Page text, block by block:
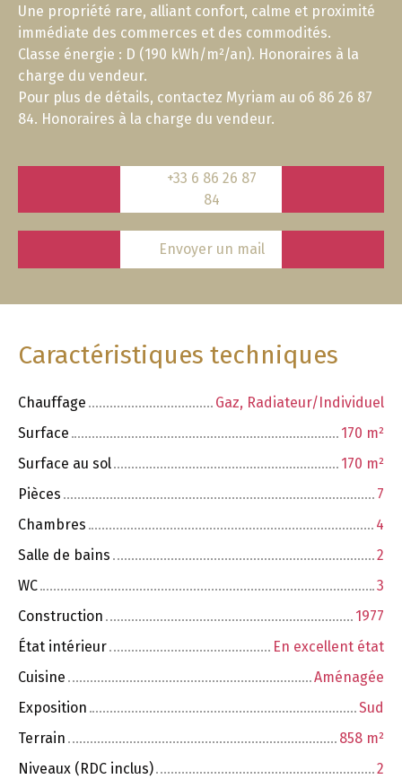
Une propriété rare, alliant confort, calme et proximité
immédiate des commerces et des commodités.
Classe énergie : D (190 kWh/m²/an). Honoraires à la
charge du vendeur.
Pour plus de détails, contactez Myriam au o6 86 26 87
84. Honoraires à la charge du vendeur.
+33 6 86 26 87
84
Envoyer un mail
Caractéristiques techniques
Chauffage
Gaz, Radiateur/Individuel
Surface
170 m²
Surface au sol
170 m²
Pièces
7
Chambres
4
Salle de bains
2
WC
3
Construction
1977
État intérieur
En excellent état
Cuisine
Aménagée
Exposition
Sud
Terrain
858 m²
Niveaux (RDC inclus)
2